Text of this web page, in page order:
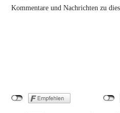
Kommentare und Nachrichten zu